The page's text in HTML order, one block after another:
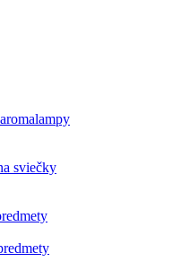
sviečky